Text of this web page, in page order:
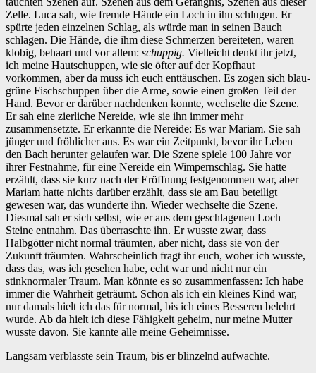
Zelle. Luca sah, wie fremde Hände ein Loch in ihn schlugen. Er
spürte jeden einzelnen Schlag, als würde man in seinen Bauch
schlagen. Die Hände, die ihm diese Schmerzen bereiteten, waren
klobig, behaart und vor allem: schuppig. Vielleicht denkt ihr jetzt,
ich meine Hautschuppen, wie sie öfter auf der Kopfhaut
vorkommen, aber da muss ich euch enttäuschen. Es zogen sich blau-
grüne Fischschuppen über die Arme, sowie einen großen Teil der
Hand. Bevor er darüber nachdenken konnte, wechselte die Szene.
Er sah eine zierliche Nereide, wie sie ihn immer mehr
zusammensetzte. Er erkannte die Nereide: Es war Mariam. Sie sah
jünger und fröhlicher aus. Es war ein Zeitpunkt, bevor ihr Leben
den Bach herunter gelaufen war. Die Szene spiele 100 Jahre vor
ihrer Festnahme, für eine Nereide ein Wimpernschlag. Sie hatte
erzählt, dass sie kurz nach der Eröffnung festgenommen war, aber
Mariam hatte nichts darüber erzählt, dass sie am Bau beteiligt
gewesen war, das wunderte ihn. Wieder wechselte die Szene.
Diesmal sah er sich selbst, wie er aus dem geschlagenen Loch
Steine entnahm. Das überraschte ihn. Er wusste zwar, dass
Halbgötter nicht normal träumten, aber nicht, dass sie von der
Zukunft träumten. Wahrscheinlich fragt ihr euch, woher ich wusste,
dass das, was ich gesehen habe, echt war und nicht nur ein
stinknormaler Traum. Man könnte es so zusammenfassen: Ich habe
immer die Wahrheit geträumt. Schon als ich ein kleines Kind war,
nur damals hielt ich das für normal, bis ich eines Besseren belehrt
wurde. Ab da hielt ich diese Fähigkeit geheim, nur meine Mutter
wusste davon. Sie kannte alle meine Geheimnisse.
Langsam verblasste sein Traum, bis er blinzelnd aufwachte.